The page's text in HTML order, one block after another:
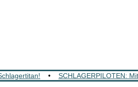
• SCHLAGERPILOTEN: